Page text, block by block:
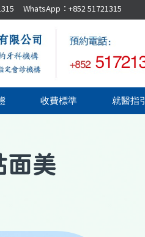
WhatsApp：+852 51721315
收費標準 就醫指引
面美